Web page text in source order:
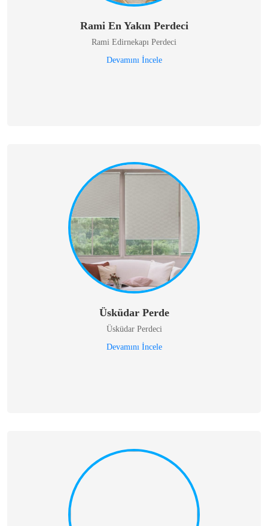
Rami En Yakın Perdeci
Rami Edirnekapı Perdeci
Devamını İncele
Üsküdar Perde
Üsküdar Perdeci
Devamını İncele